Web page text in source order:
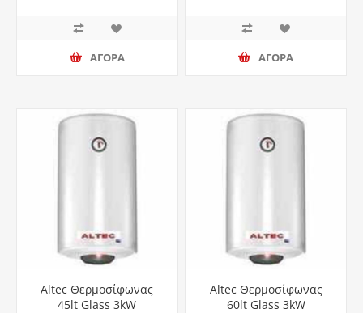
ΑΓΟΡΑ ΑΓΟΡΑ
Altec Θερμοσίφωνας
45lt Glass 3kW
Altec Θερμοσίφωνας
60lt Glass 3kW